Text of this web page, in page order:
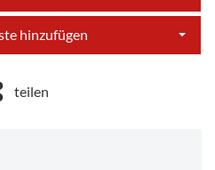
hinzufügen
teilen